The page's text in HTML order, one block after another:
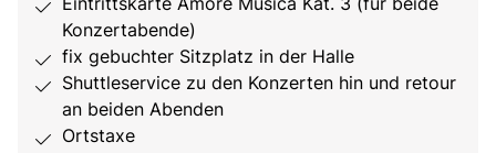
Konzertabende)
fix gebuchter Sitzplatz in der Halle
Shuttleservice zu den Konzerten hin und retour
an beiden Abenden
Ortstaxe